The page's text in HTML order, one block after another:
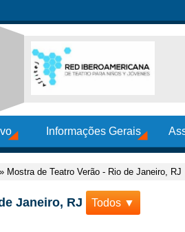
Informações Gerais
» Mostra de Teatro Verão - Rio de Janeiro, RJ
Janeiro, RJ Todos ▼